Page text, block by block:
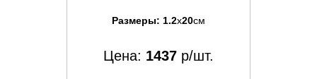
Размеры: 1.2x20см
Цена: 1437 р/шт.